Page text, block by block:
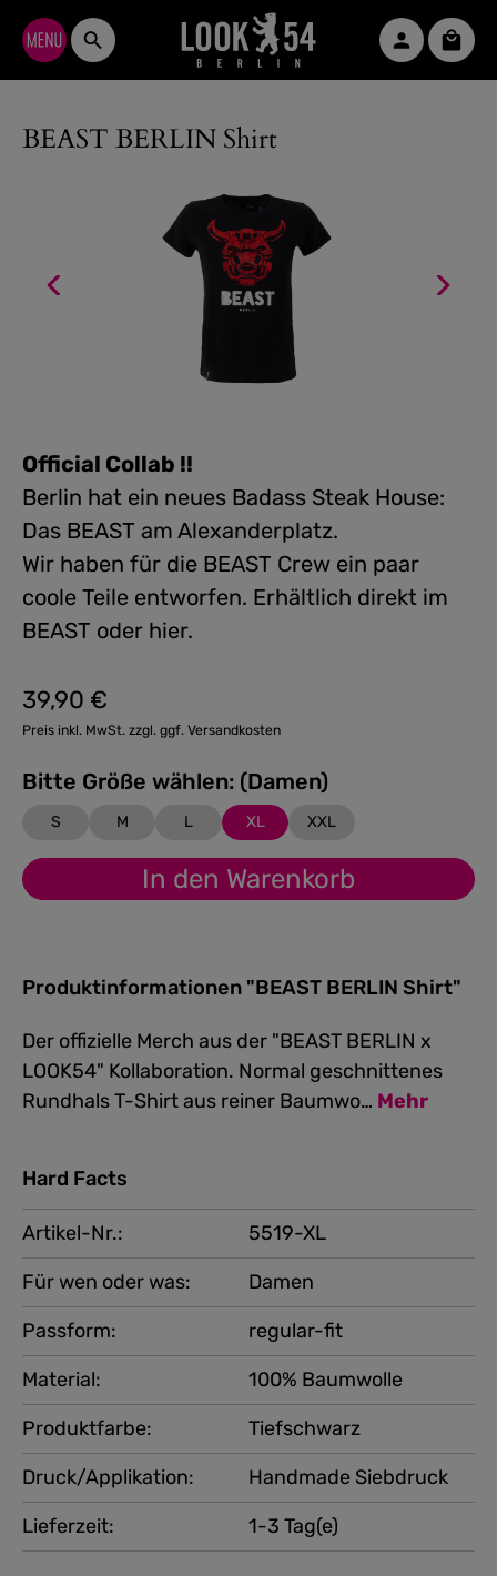
Zum Hauptinhalt springen
BEAST BERLIN Shirt
Official Collab !!
Berlin hat ein neues Badass Steak House:
Das BEAST am Alexanderplatz.
Wir haben für die BEAST Crew ein paar
coole Teile entworfen. Erhältlich direkt im
BEAST oder hier.
Regulärer Preis:
39,90 €
Preis inkl. MwSt. zzgl. ggf. Versandkosten
Bitte Größe wählen: (Damen)
S M L XL XXL
In den Warenkorb
Produktinformationen "BEAST BERLIN Shirt"
Der offizielle Merch aus der "BEAST BERLIN x
LOOK54" Kollaboration. Normal geschnittenes
Rundhals T-Shirt aus reiner Baumwo… Mehr
Hard Facts
Artikel-Nr.:
5519-XL
Für wen oder was:
Damen
Produktfarbe:
Tiefschwarz
Druck/Applikation:
Handmade Siebdruck
Passform:
regular-fit
Material:
100% Baumwolle
Lieferzeit: 1-3 Tag(e)